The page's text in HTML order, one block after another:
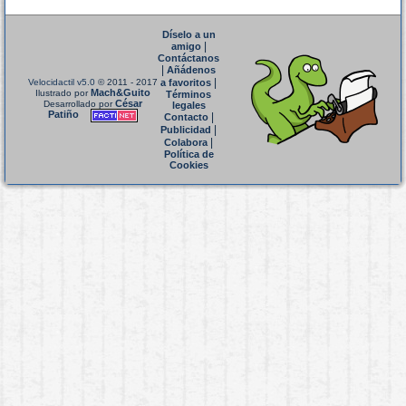
Velocidactil v5.0 © 2011 - 2017
Ilustrado porMach&Guito
Desarrollado porCésar
Patiño
Díselo a un
amigo|
Contáctanos
Añádenos
a favoritos
Términos
legales
Contacto|
Publicidad
Colabora|
Política de
Cookies